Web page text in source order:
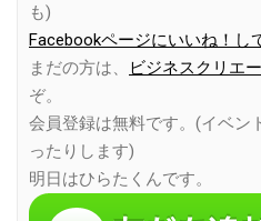
も)
Facebookページにいいね！し
まだの方は、
ビジネスクリエ
ぞ。
会員登録は無料です。(イベン
ったりします)
明日はひらたくんです。